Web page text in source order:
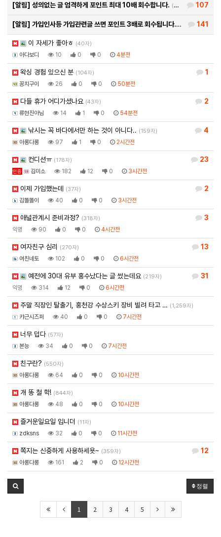
107
[알림] 성의없는 글 엄격하게 포인트 최대 10배 회수합니다. (26자)
141
[알림] 가입인사등 가입관련글 쓰면 포인트 3배로 회수됩니다. (93자)
이 자세가 좋아ㅎ (40자)
아다보디 10 0 0 4분전
1
왁싱 경험 있으신 분 (104자)
꽁치구이 26 0 0 50분전
2
다들 휴가 어디가셨나요 (43자)
류현진아님 14 1 0 54분전
4
낚시는 꼭 바다에서만 하는 것이 아니다.. (159자)
아롱다롱 97 1 0 2시간전
23
컨디션ㅠ (178자)
인증 김미소 182 12 0 3시간전
2
이제 가입했는데 (37자)
김똘똘이 40 0 0 3시간전
3
애널관계시 준비과정? (318자)
익명 90 0 0 4시간전
13
여자친구 심리 (270자)
여친네토 102 0 0 6시간전
31
예전에 30대 유부 홍수났다는 글 썼는데요 (219자)
익명 314 12 0 6시간전
주말 직장인 탈출기, 홍천강 수상스키 장비 빌려 타고 … (1,259자)
캬근시즈퍼 40 0 0 7시간전
너무 덥다 (57자)
본능 34 0 0 7시간전
친구란? (550자)
아롱다롱 64 0 0 10시간전
개 똥 철 학! (844자)
아롱다롱 48 0 0 10시간전
즐거운일요일 입니더 (11자)
zdksns 32 0 0 11시간전
12
쪽지는 신중하게 사용하세욧~ (359자)
아롱다롱 161 2 0 12시간전
정렬
1 2 3 4 5